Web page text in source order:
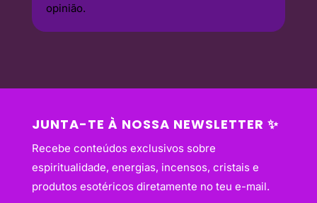
opinião.
JUNTA-TE À NOSSA NEWSLETTER ✨
Recebe conteúdos exclusivos sobre
espiritualidade, energias, incensos, cristais e
produtos esotéricos diretamente no teu e-mail.